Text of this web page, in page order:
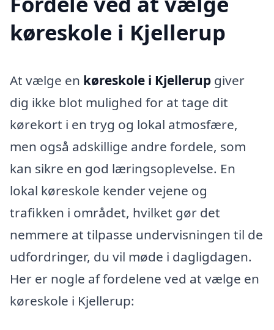
køreskole i Kjellerup
At vælge en køreskole i Kjellerup giver
dig ikke blot mulighed for at tage dit
kørekort i en tryg og lokal atmosfære,
men også adskillige andre fordele, som
kan sikre en god læringsoplevelse. En
lokal køreskole kender vejene og
trafikken i området, hvilket gør det
nemmere at tilpasse undervisningen til de
udfordringer, du vil møde i dagligdagen.
Her er nogle af fordelene ved at vælge en
køreskole i Kjellerup: